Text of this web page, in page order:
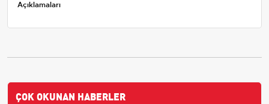
Açıklamaları
ÇOK OKUNAN HABERLER